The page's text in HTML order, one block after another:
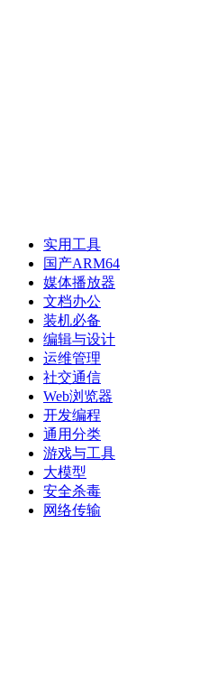
实用工具
国产ARM64
媒体播放器
文档办公
装机必备
编辑与设计
运维管理
社交通信
Web浏览器
开发编程
通用分类
游戏与工具
大模型
安全杀毒
网络传输